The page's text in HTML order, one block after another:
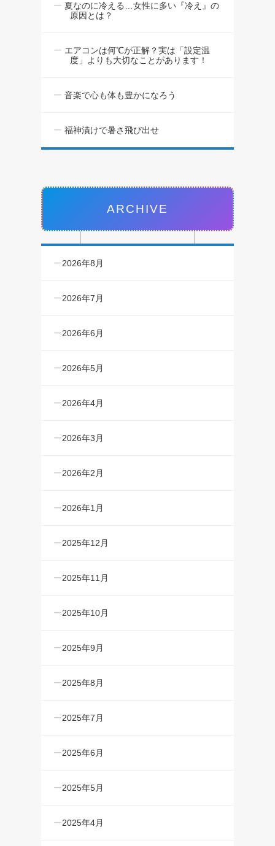
夏なのに冷える…女性に多い『冷え』の
原因とは？
エアコンは何℃が正解？実は「設定温
度」よりも大切なことがあります！
音楽で心も体も豊かになろう
福神漬けで暑さ飛び出せ
ARCHIVE
2026年8月
2026年7月
2026年6月
2026年5月
2026年4月
2026年3月
2026年2月
2026年1月
2025年12月
2025年11月
2025年10月
2025年9月
2025年8月
2025年7月
2025年6月
2025年5月
2025年4月